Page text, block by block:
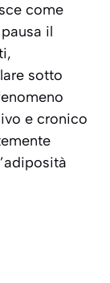
come
il
sotto
e cronico